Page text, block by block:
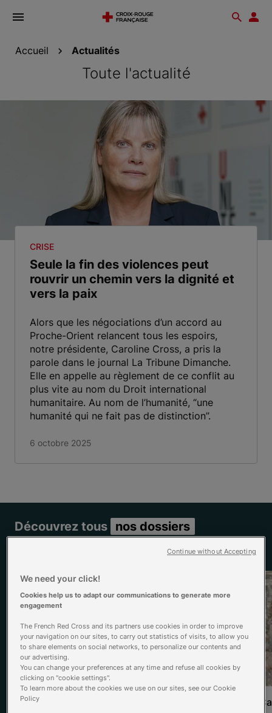
Ouvrir
Accueil Actualités
Toute l'actualité
CRISE
Seule la fin des violences peut
rouvrir un chemin vers la dignité et
vers la paix
Alors que les négociations d’un accord au
Proche-Orient relancent tous les espoirs,
notre présidente, Caroline Cross, a pris la
parole dans le journal La Tribune Dimanche.
Elle en appelle au règlement de ce conflit au
plus vite au nom du Droit international
humanitaire. Au nom de l’humanité, “une
humanité qui ne fait pas de distinction”.
6 octobre 2025
Découvrez tous nos dossiers
L’Été qui sauve
We need your click!
Cookies help us to adapt our communications to generate more
engagement
The French Red Cross and its partners use cookies in order to improve
your navigation on our sites, to carry out statistics of visits, to allow you
to share elements on social networks, to personalize our contents and
our advertising.
You can change your preferences at any time and refuse all cookies by
clicking on "cookie settings".
To learn more about the cookies we use on our sites, see our Cookie
Policy
Continue without Accepting